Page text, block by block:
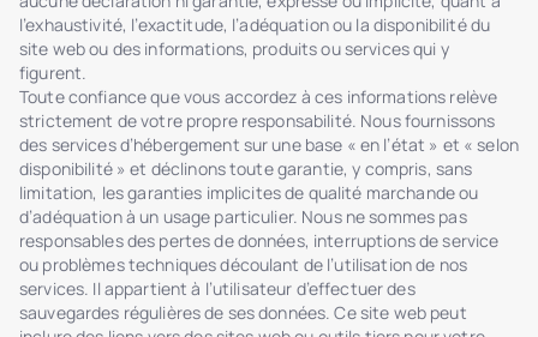
l’exhaustivité, l’exactitude, l’adéquation ou la disponibilité du
site web ou des informations, produits ou services qui y
figurent.
Toute confiance que vous accordez à ces informations relève
strictement de votre propre responsabilité. Nous fournissons
des services d’hébergement sur une base « en l’état » et « selon
disponibilité » et déclinons toute garantie, y compris, sans
limitation, les garanties implicites de qualité marchande ou
d’adéquation à un usage particulier. Nous ne sommes pas
responsables des pertes de données, interruptions de service
ou problèmes techniques découlant de l’utilisation de nos
services. Il appartient à l’utilisateur d’effectuer des
sauvegardes régulières de ses données. Ce site web peut